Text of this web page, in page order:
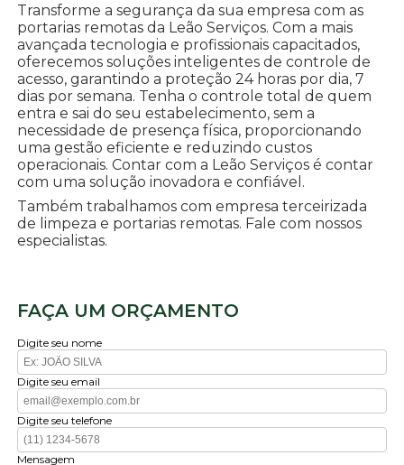
Transforme a segurança da sua empresa com as
portarias remotas da Leão Serviços. Com a mais
avançada tecnologia e profissionais capacitados,
oferecemos soluções inteligentes de controle de
acesso, garantindo a proteção 24 horas por dia, 7
dias por semana. Tenha o controle total de quem
entra e sai do seu estabelecimento, sem a
necessidade de presença física, proporcionando
uma gestão eficiente e reduzindo custos
operacionais. Contar com a Leão Serviços é contar
com uma solução inovadora e confiável.
Também trabalhamos com empresa terceirizada
de limpeza e portarias remotas. Fale com nossos
especialistas.
FAÇA UM ORÇAMENTO
Digite seu nome
Digite seu email
Digite seu telefone
Mensagem